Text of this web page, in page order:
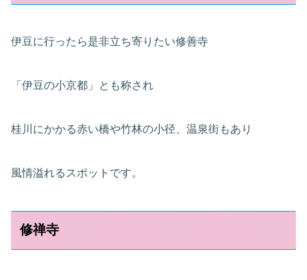
伊豆に行ったら是非立ち寄りたい修善寺
「伊豆の小京都」とも称され
桂川にかかる赤い橋や竹林の小径、温泉街もあり
風情溢れるスポットです。
修禅寺